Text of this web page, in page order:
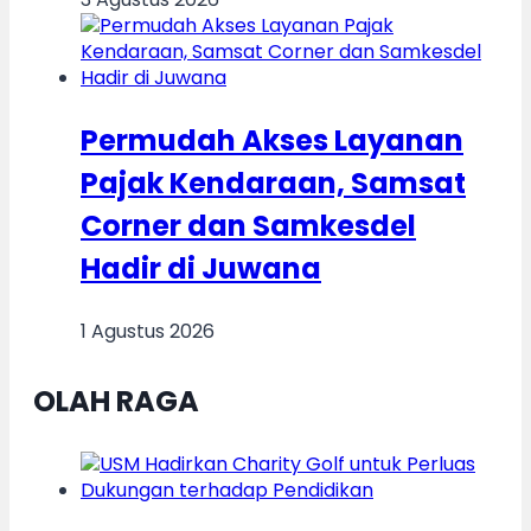
Permudah Akses Layanan
Pajak Kendaraan, Samsat
Corner dan Samkesdel
Hadir di Juwana
1 Agustus 2026
OLAH RAGA